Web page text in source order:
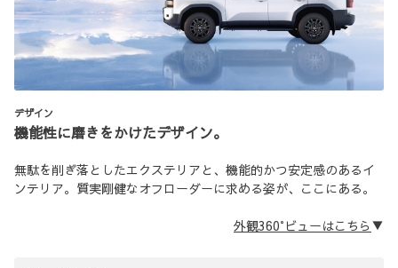
デザイン
機能性に磨きをかけたデザイン。
無駄を削ぎ落としたエクステリアと、機能的かつ安定感のあるイ
ンテリア。質実剛健なオフローダーに求める姿が、ここにある。
外観360°ビューはこちら ▼